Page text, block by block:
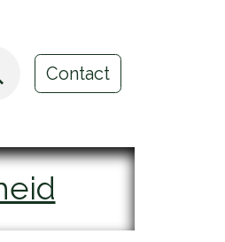
Evenementen
Contact